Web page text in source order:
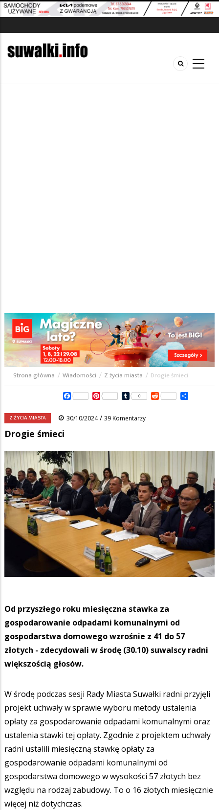
Ścieżka
nawigacyjna
Strona główna / Wiadomości / Z życia miasta / Drogie śmieci
FacebookPinterestTumblr
0 Reddit
Z ŻYCIA MIASTA 30/10/2024/ 39 Komentarzy
Drogie śmieci
Od przyszłego roku miesięczna stawka za
gospodarowanie odpadami komunalnymi od
gospodarstwa domowego wzrośnie z 41 do 57
złotych - zdecydowali w środę (30.10) suwalscy radni
większością głosów.
W środę podczas sesji Rady Miasta Suwałki radni przyjęli
projekt uchwały w sprawie wyboru metody ustalenia
opłaty za gospodarowanie odpadami komunalnymi oraz
ustalenia stawki tej opłaty. Zgodnie z projektem uchwały
radni ustalili miesięczną stawkę opłaty za
gospodarowanie odpadami komunalnymi od
gospodarstwa domowego w wysokości 57 złotych bez
względu na rodzaj zabudowy. To o 16 złotych miesięcznie
więcej niż dotychczas.